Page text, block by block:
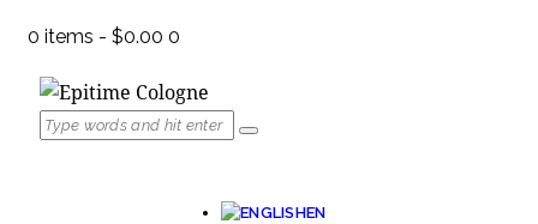
0 items - $0.00 0
EN